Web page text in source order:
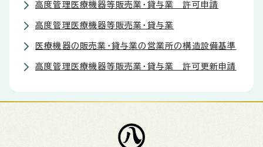
高度管理医療機器等販売業・貸与業 許可申請
高度管理医療機器等販売業・貸与業
医療機器の販売業・貸与業の営業所の構造設備基準
高度管理医療機器等販売業・貸与業 許可更新申請